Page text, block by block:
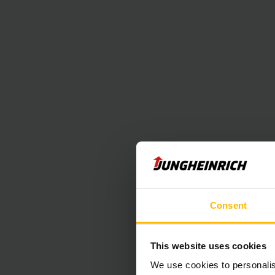
Consent
This website uses cookies
We use cookies to
Sunteți în căutare
Echipamentele
Transpaleții